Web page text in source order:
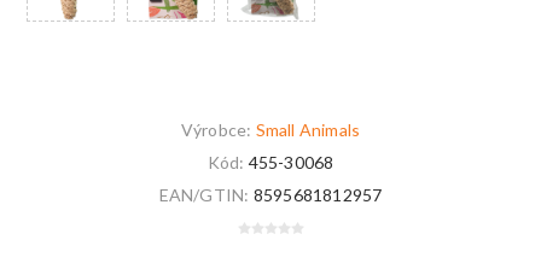
Výrobce: Small Animals
Kód: 455-30068
EAN/GTIN: 8595681812957